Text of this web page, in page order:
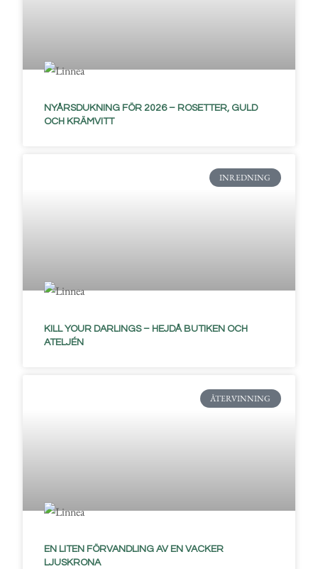
NYÅRSDUKNING FÖR 2026 – ROSETTER, GULD
OCH KRÄMVITT
INREDNING
KILL YOUR DARLINGS – HEJDÅ BUTIKEN OCH
ATELJÉN
ÅTERVINNING
EN LITEN FÖRVANDLING AV EN VACKER
LJUSKRONA